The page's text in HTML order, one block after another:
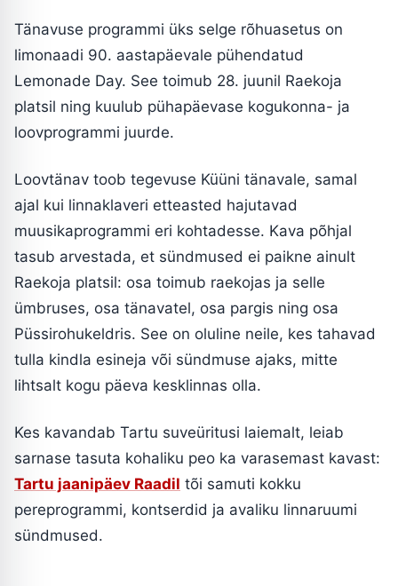
Tänavuse programmi üks selge rõhuasetus on
limonaadi 90. aastapäevale pühendatud
Lemonade Day. See toimub 28. juunil Raekoja
platsil ning kuulub pühapäevase kogukonna- ja
loovprogrammi juurde.
Loovtänav toob tegevuse Küüni tänavale, samal
ajal kui linnaklaveri etteasted hajutavad
muusikaprogrammi eri kohtadesse. Kava põhjal
tasub arvestada, et sündmused ei paikne ainult
Raekoja platsil: osa toimub raekojas ja selle
ümbruses, osa tänavatel, osa pargis ning osa
Püssirohukeldris. See on oluline neile, kes tahavad
tulla kindla esineja või sündmuse ajaks, mitte
lihtsalt kogu päeva kesklinnas olla.
Kes kavandab Tartu suveüritusi laiemalt, leiab
sarnase tasuta kohaliku peo ka varasemast kavast:
Tartu jaanipäev Raadil tõi samuti kokku
pereprogrammi, kontserdid ja avaliku linnaruumi
sündmused.